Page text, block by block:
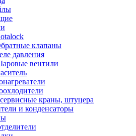
клапаны
давления
вентили
краны, штуцера
и конденсаторы